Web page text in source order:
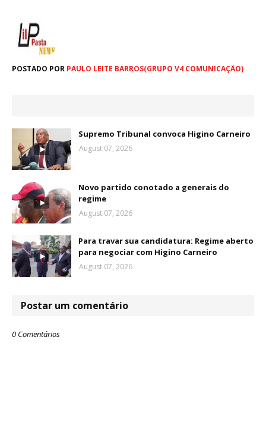
POSTADO POR PAULO LEITE BARROS(GRUPO V4 COMUNICAÇÃO)
Supremo Tribunal convoca Higino Carneiro
August 07, 2026
Novo partido conotado a generais do
regime
August 07, 2026
Para travar sua candidatura: Regime aberto
para negociar com Higino Carneiro
August 07, 2026
Postar um comentário
0 Comentários